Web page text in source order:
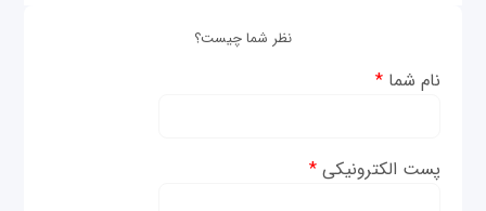
نظر شما چیست؟
نام شما*
پست الکترونیکی*